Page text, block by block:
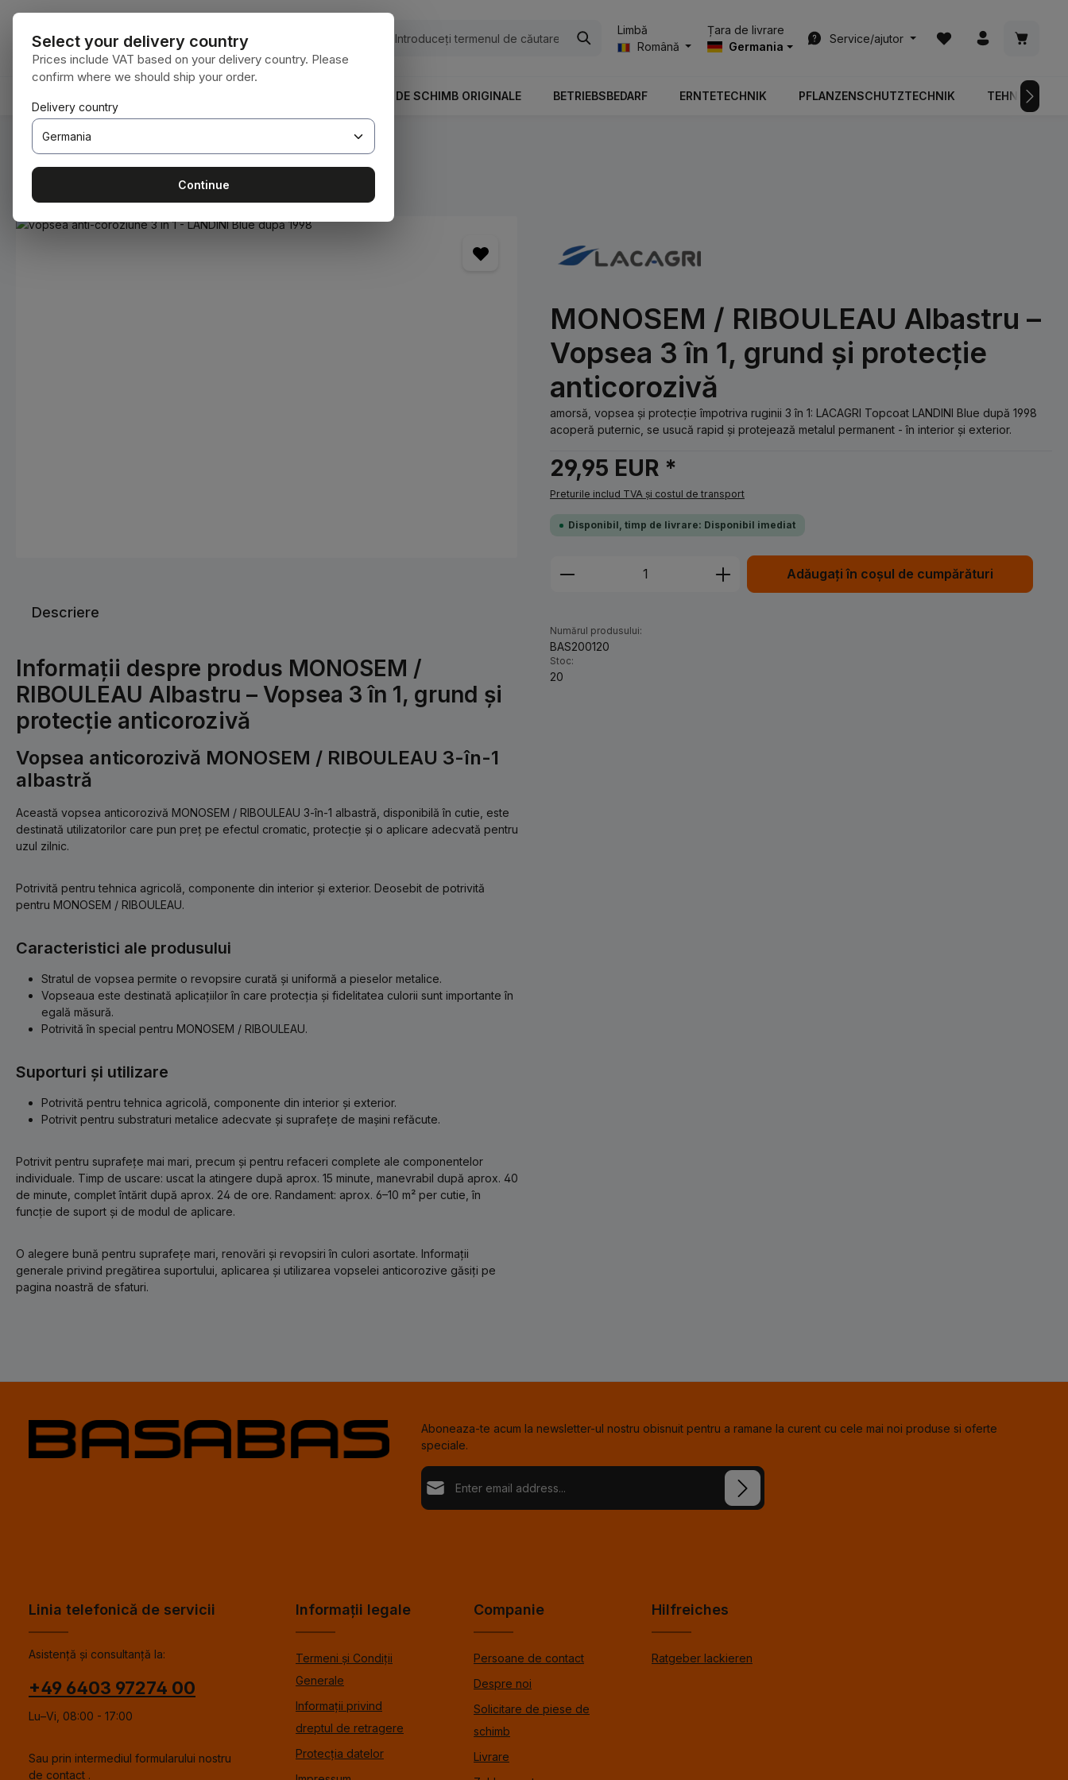
la conținutul principal
Sari la căutare
Sari la navigarea principală
Limbă
Română
Țara de livrare
Germania
Service/ajutor
Aveți 0 articole din
PIESE DE SCHIMB ORIGINALE BETRIEBSBEDARF ERNTETECHNIK PFLANZENSCHUTZTECHNIK TEHNOLOGIA
Sunteți aici: Acasă Consumabile Vopsele și lacuri
Sari peste galeria de imagini
MONOSEM / RIBOULEAU Albastru –
Vopsea 3 în 1, grund și protecție
anticorozivă
amorsă, vopsea și protecție împotriva ruginii 3 în 1: LACAGRI Topcoat LANDINI Blue după 1998
acoperă puternic, se usucă rapid și protejează metalul permanent - în interior și exterior.
29,95 EUR *
Preturile includ TVA și costul de transport
Disponibil, timp de livrare: Disponibil imediat
Cantitate produs: Introduceți cantitatea dorită sau
Adăugați în coșul de cumpărături
Numărul produsului:
BAS200120
Stoc:
20
Descriere
Informații despre produs MONOSEM /
RIBOULEAU Albastru – Vopsea 3 în 1, grund și
protecție anticorozivă
Vopsea anticorozivă MONOSEM / RIBOULEAU 3-în-1
albastră
Această vopsea anticorozivă MONOSEM / RIBOULEAU 3-în-1 albastră, disponibilă în cutie, este
destinată utilizatorilor care pun preț pe efectul cromatic, protecție și o aplicare adecvată pentru
uzul zilnic.
Potrivită pentru tehnica agricolă, componente din interior și exterior. Deosebit de potrivită
pentru MONOSEM / RIBOULEAU.
Caracteristici ale produsului
Stratul de vopsea permite o revopsire curată și uniformă a pieselor metalice.
Vopseaua este destinată aplicațiilor în care protecția și fidelitatea culorii sunt importante în
egală măsură.
Potrivită în special pentru MONOSEM / RIBOULEAU.
Suporturi și utilizare
Potrivită pentru tehnica agricolă, componente din interior și exterior.
Potrivit pentru substraturi metalice adecvate și suprafețe de mașini refăcute.
Potrivit pentru suprafețe mai mari, precum și pentru refaceri complete ale componentelor
individuale. Timp de uscare: uscat la atingere după aprox. 15 minute, manevrabil după aprox. 40
de minute, complet întărit după aprox. 24 de ore. Randament: aprox. 6–10 m² per cutie, în
funcție de suport și de modul de aplicare.
O alegere bună pentru suprafețe mari, renovări și revopsiri în culori asortate. Informații
generale privind pregătirea suportului, aplicarea și utilizarea vopselei anticorozive găsiți pe
pagina noastră de sfaturi.
Aboneaza-te acum la newsletter-ul nostru obisnuit pentru a ramane la curent cu cele mai noi produse si oferte
speciale.
Adresă de e-mail*
Linia telefonică de servicii
Asistență și consultanță la:
+49 6403 97274 00
Lu–Vi, 08:00 - 17:00
Sau prin intermediul formularului nostru
de contact .
Informații legale
Termeni și Condiții
Generale
Informații privind
dreptul de retragere
Protecția datelor
Companie
Persoane de contact
Despre noi
Solicitare de piese de
schimb
Livrare
Hilfreiches
Ratgeber lackieren
Select your delivery country
Prices include VAT based on your delivery country. Please
confirm where we should ship your order.
Delivery country
Continue